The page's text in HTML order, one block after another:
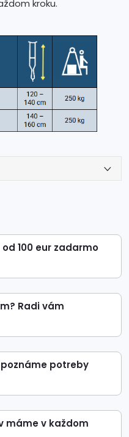
kroku.
100 eur zadarmo
Radi vám
poznáme potreby
máme v každom